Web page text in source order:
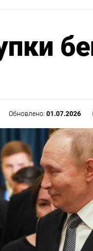
Обновлено:01.07.2026